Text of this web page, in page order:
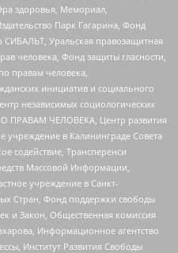
здоровья, Мемориал,
Парк Гагарина, Фонд
Уральская правозащитная
человека, Фонд защиты гласности,
правам человека,
инициатив и социального
независимых социологических
ПРАВАМ ЧЕЛОВЕКА, Центр развития
учреждение в Калининграде Совета
содействие, Трансперенси
Массовой Информации,
учреждение в Санкт-
Стран, Фонд поддержки свободы
и Закон, Общественная комиссия
Информационное агентство
Институт Развития Свободы